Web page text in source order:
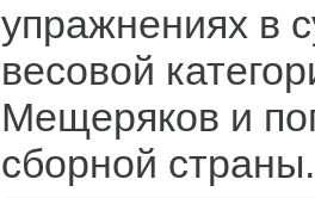
упражнениях в
весовой
Мещеряков и
сборной